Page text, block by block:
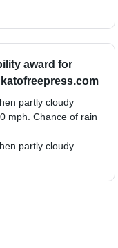
award for
partly cloudy
mph. Chance of rain
partly cloudy